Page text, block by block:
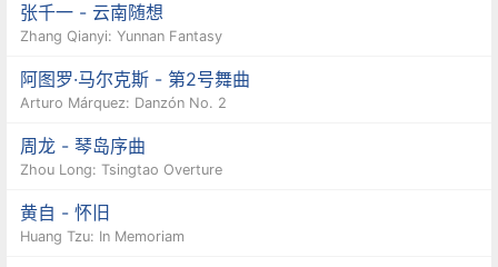
张千一 - 云南随想
Zhang Qianyi: Yunnan Fantasy
阿图罗·马尔克斯 - 第2号舞曲
Arturo Márquez: Danzón No. 2
周龙 - 琴岛序曲
Zhou Long: Tsingtao Overture
黄自 - 怀旧
Huang Tzu: In Memoriam